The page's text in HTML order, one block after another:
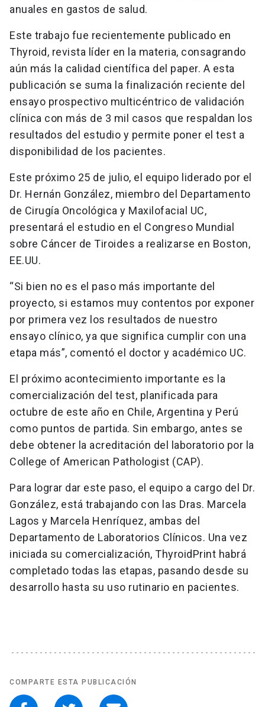
anuales en gastos de salud.
Este trabajo fue recientemente publicado en
Thyroid, revista líder en la materia, consagrando
aún más la calidad científica del paper. A esta
publicación se suma la finalización reciente del
ensayo prospectivo multicéntrico de validación
clínica con más de 3 mil casos que respaldan los
resultados del estudio y permite poner el test a
disponibilidad de los pacientes.
Este próximo 25 de julio, el equipo liderado por el
Dr. Hernán González, miembro del Departamento
de Cirugía Oncológica y Maxilofacial UC,
presentará el estudio en el Congreso Mundial
sobre Cáncer de Tiroides a realizarse en Boston,
EE.UU.
“Si bien no es el paso más importante del
proyecto, si estamos muy contentos por exponer
por primera vez los resultados de nuestro
ensayo clínico, ya que significa cumplir con una
etapa más”, comentó el doctor y académico UC.
El próximo acontecimiento importante es la
comercialización del test, planificada para
octubre de este año en Chile, Argentina y Perú
como puntos de partida. Sin embargo, antes se
debe obtener la acreditación del laboratorio por la
College of American Pathologist (CAP).
Para lograr dar este paso, el equipo a cargo del Dr.
González, está trabajando con las Dras. Marcela
Lagos y Marcela Henríquez, ambas del
Departamento de Laboratorios Clínicos. Una vez
iniciada su comercialización, ThyroidPrint habrá
completado todas las etapas, pasando desde su
desarrollo hasta su uso rutinario en pacientes.
COMPARTE ESTA PUBLICACIÓN